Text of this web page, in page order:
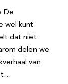
De
wel kunt
dat niet
delen we
van